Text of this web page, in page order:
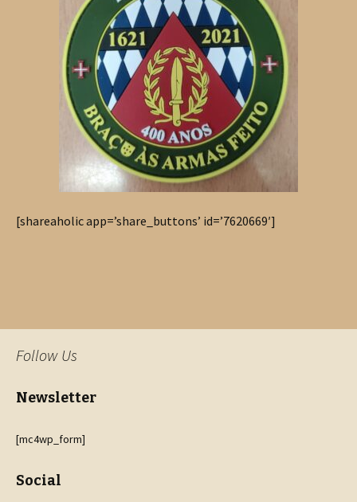
[shareaholic app=’share_buttons’ id=’7620669′]
Follow Us
Newsletter
[mc4wp_form]
Social